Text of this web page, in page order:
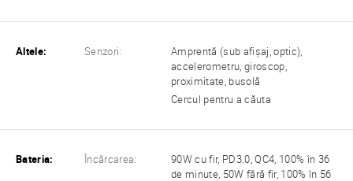
Altele: Senzori:
Amprentă (sub afișaj, optic),
accelerometru, giroscop,
proximitate, busolă
Cercul pentru a căuta
Bateria: Încărcarea:
90W cu fir, PD3.0, QC4, 100% în 36
de minute, 50W fără fir, 100% în 56